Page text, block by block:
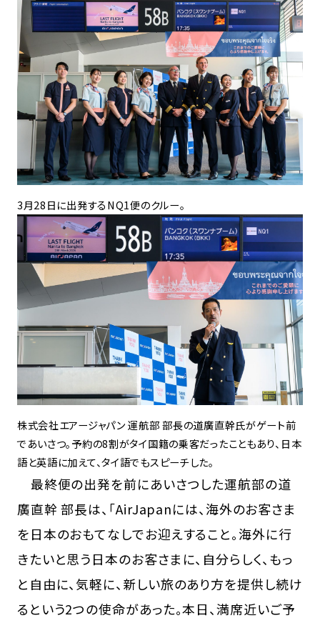
3月28日に出発するNQ1便のクルー。
株式会社エアージャパン 運航部 部長の道廣直幹氏がゲート前
であいさつ。予約の8割がタイ国籍の乗客だったこともあり、日本
語と英語に加えて、タイ語でもスピーチした。
最終便の出発を前にあいさつした運航部の道
廣直幹 部長は、「AirJapanには、海外のお客さま
を日本のおもてなしでお迎えすること。海外に行
きたいと思う日本のお客さまに、自分らしく、もっ
と自由に、気軽に、新しい旅のあり方を提供し続け
るという2つの使命があった。本日、満席近いご予